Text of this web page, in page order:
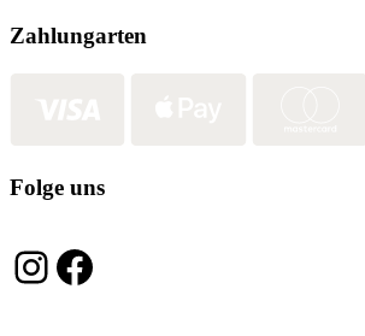
Zahlungarten
Folge uns
Instagram
Facebook